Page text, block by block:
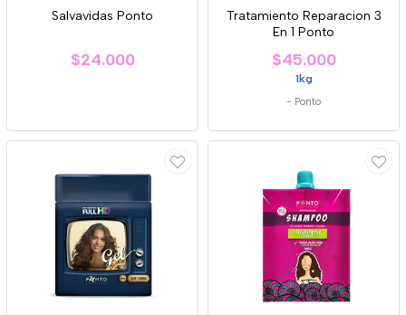
Salvavidas Ponto
$24.000
Tratamiento Reparacion 3
En 1 Ponto
$45.000
1kg
- Ponto